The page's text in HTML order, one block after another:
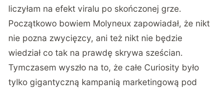
liczyłam na efekt viralu po skończonej grze.
Początkowo bowiem Molyneux zapowiadał, że nikt
nie pozna zwycięzcy, ani też nikt nie będzie
wiedział co tak na prawdę skrywa sześcian.
Tymczasem wyszło na to, że całe Curiosity było
tylko gigantyczną kampanią marketingową pod